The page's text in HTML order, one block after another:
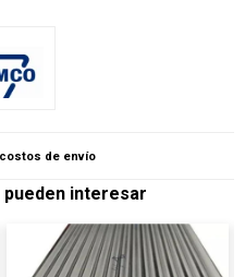
de envío
interesar